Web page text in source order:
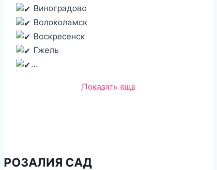
Виноградово
Волоколамск
Воскресенск
Гжель
...
Показать еще
РОЗАЛИЯ САД